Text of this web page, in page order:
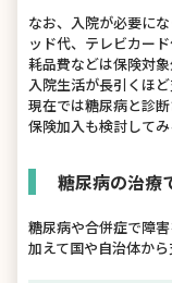
なお、入院が必要に
ッド代、テレビカー
耗品費などは保険対象
入院生活が長引くほ
現在では糖尿病と診
保険加入も検討してみ
糖尿病の治療
糖尿病や合併症で障
加えて国や自治体か